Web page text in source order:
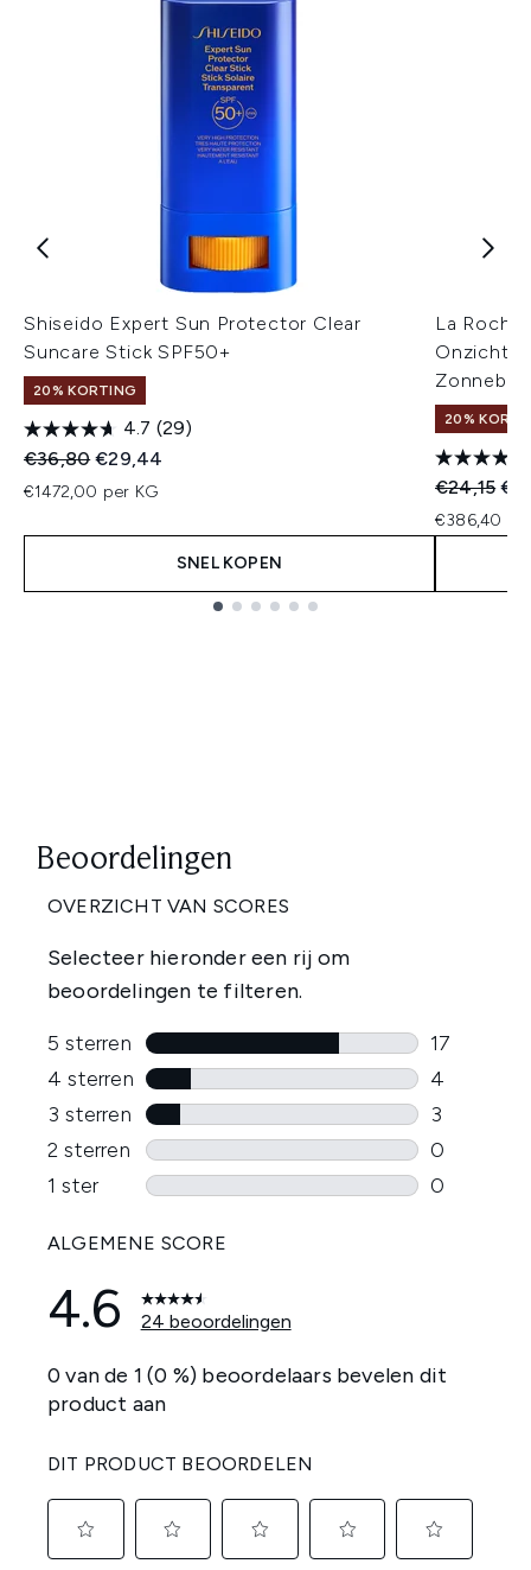
Shiseido Expert Sun Protector Clear
Suncare Stick SPF50+
20% KORTING
4.7 (29)
Recommended Retail Price:
€36,80Huidige prijs:
€29,44
€1472,00 per KG
SNEL KOPEN
La
20%
€24,15
€386,40